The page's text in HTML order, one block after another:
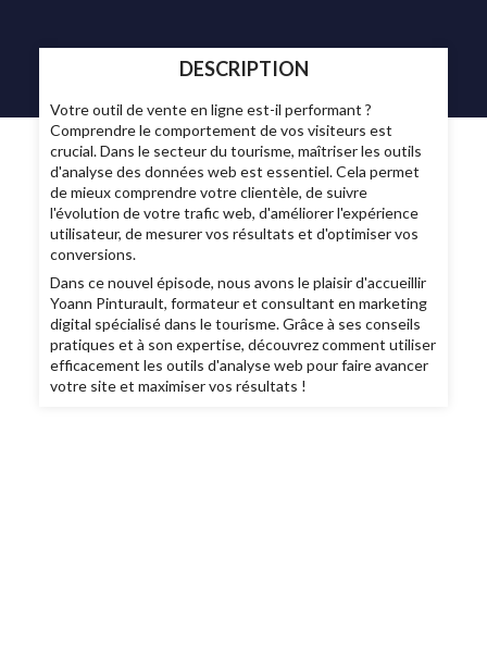
DESCRIPTION
Votre outil de vente en ligne est-il performant ?
Comprendre le comportement de vos visiteurs est
crucial. Dans le secteur du tourisme, maîtriser les outils
d'analyse des données web est essentiel. Cela permet
de mieux comprendre votre clientèle, de suivre
l'évolution de votre trafic web, d'améliorer l'expérience
utilisateur, de mesurer vos résultats et d'optimiser vos
conversions.
Dans ce nouvel épisode, nous avons le plaisir d'accueillir
Yoann Pinturault, formateur et consultant en marketing
digital spécialisé dans le tourisme. Grâce à ses conseils
pratiques et à son expertise, découvrez comment utiliser
efficacement les outils d'analyse web pour faire avancer
votre site et maximiser vos résultats !